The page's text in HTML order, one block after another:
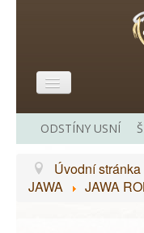
VÝROBKY -
ODSTÍNY USNÍ
Úvodní stránka
JAWA
JAWA